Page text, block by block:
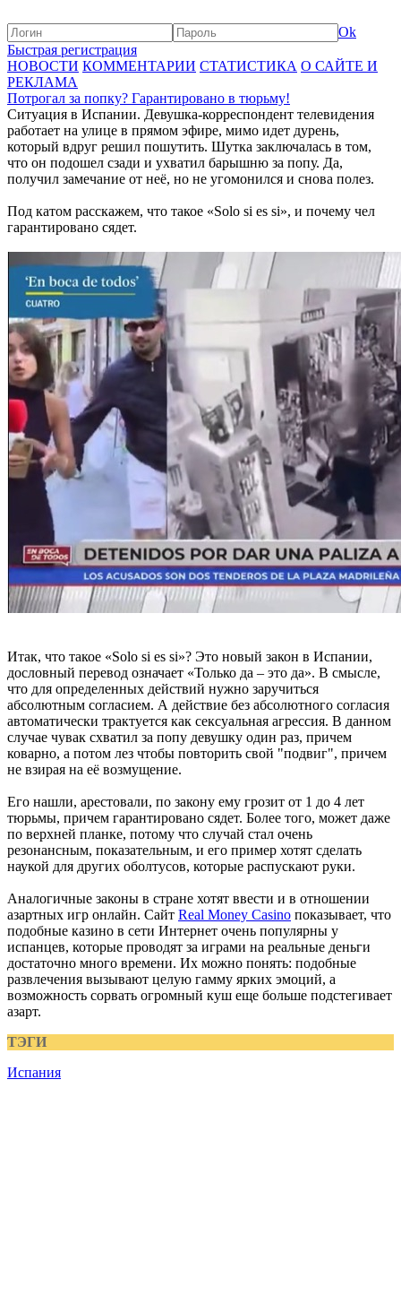
Ok
Быстрая регистрация
НОВОСТИ КОММЕНТАРИИ СТАТИСТИКА О САЙТЕ И
РЕКЛАМА
Потрогал за попку? Гарантировано в тюрьму!
Ситуация в Испании. Девушка-корреспондент телевидения
работает на улице в прямом эфире, мимо идет дурень,
который вдруг решил пошутить. Шутка заключалась в том,
что он подошел сзади и ухватил барышню за попу. Да,
получил замечание от неё, но не угомонился и снова полез.
Под катом расскажем, что такое «Solo si es si», и почему чел
гарантировано сядет.
Итак, что такое «Solo si es si»? Это новый закон в Испании,
дословный перевод означает «Только да – это да». В смысле,
что для определенных действий нужно заручиться
абсолютным согласием. А действие без абсолютного согласия
автоматически трактуется как сексуальная агрессия. В данном
случае чувак схватил за попу девушку один раз, причем
коварно, а потом лез чтобы повторить свой "подвиг", причем
не взирая на её возмущение.
Его нашли, арестовали, по закону ему грозит от 1 до 4 лет
тюрьмы, причем гарантировано сядет. Более того, может даже
по верхней планке, потому что случай стал очень
резонансным, показательным, и его пример хотят сделать
наукой для других оболтусов, которые распускают руки.
Аналогичные законы в стране хотят ввести и в отношении
азартных игр онлайн. Сайт Real Money Casino показывает, что
подобные казино в сети Интернет очень популярны у
испанцев, которые проводят за играми на реальные деньги
достаточно много времени. Их можно понять: подобные
развлечения вызывают целую гамму ярких эмоций, а
возможность сорвать огромный куш еще больше подстегивает
азарт.
ТЭГИ
Испания